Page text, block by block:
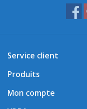
Service client
Produits
Mon compte